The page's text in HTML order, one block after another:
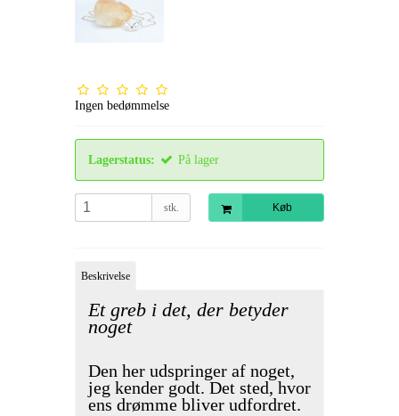
Ingen bedømmelse
Lagerstatus: På lager
stk. Køb
Beskrivelse
Et greb i det, der betyder
noget
Den her udspringer af noget,
jeg kender godt.Det sted, hvor
ens drømme bliver udfordret.